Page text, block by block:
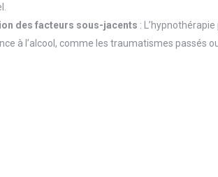
des facteurs sous-jacents :
à l’alcool, comme les traumatismes passés